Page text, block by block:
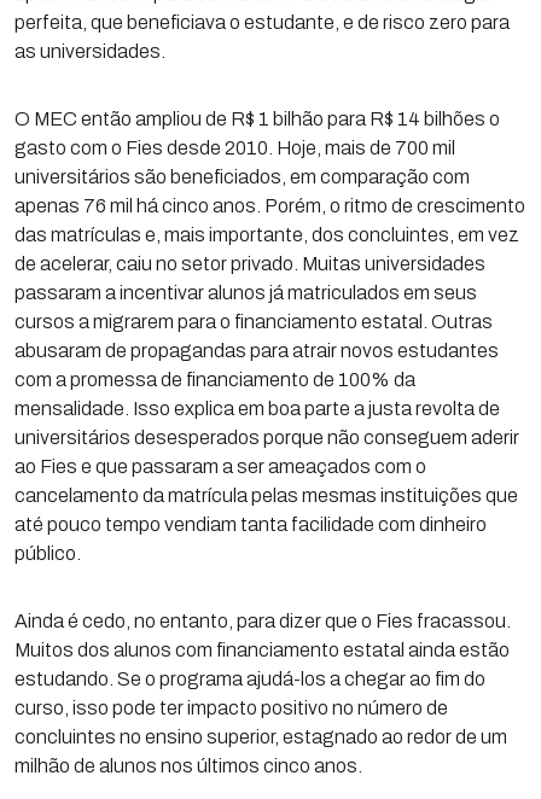
perfeita, que beneficiava o estudante, e de risco zero para
as universidades.
O MEC então ampliou de R$ 1 bilhão para R$ 14 bilhões o
gasto com o Fies desde 2010. Hoje, mais de 700 mil
universitários são beneficiados, em comparação com
apenas 76 mil há cinco anos. Porém, o ritmo de crescimento
das matrículas e, mais importante, dos concluintes, em vez
de acelerar, caiu no setor privado. Muitas universidades
passaram a incentivar alunos já matriculados em seus
cursos a migrarem para o financiamento estatal. Outras
abusaram de propagandas para atrair novos estudantes
com a promessa de financiamento de 100% da
mensalidade. Isso explica em boa parte a justa revolta de
universitários desesperados porque não conseguem aderir
ao Fies e que passaram a ser ameaçados com o
cancelamento da matrícula pelas mesmas instituições que
até pouco tempo vendiam tanta facilidade com dinheiro
público.
Ainda é cedo, no entanto, para dizer que o Fies fracassou.
Muitos dos alunos com financiamento estatal ainda estão
estudando. Se o programa ajudá-los a chegar ao fim do
curso, isso pode ter impacto positivo no número de
concluintes no ensino superior, estagnado ao redor de um
milhão de alunos nos últimos cinco anos.